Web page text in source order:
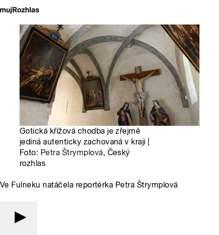
Gotická křížová chodba je zřejmě
jediná autenticky zachovaná v kraji |
Foto: Petra Štrymplová, Český
rozhlas
Ve Fulneku natáčela reportérka Petra Štrymplová